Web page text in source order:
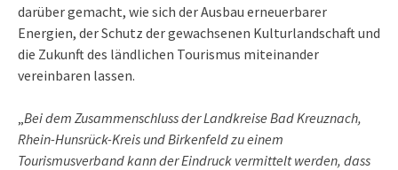
darüber gemacht, wie sich der Ausbau erneuerbarer
Energien, der Schutz der gewachsenen Kulturlandschaft und
die Zukunft des ländlichen Tourismus miteinander
vereinbaren lassen.
Bei dem Zusammenschluss der Landkreise Bad Kreuznach,
Rhein-Hunsrück-Kreis und Birkenfeld zu einem
Tourismusverband kann der Eindruck vermittelt werden, dass